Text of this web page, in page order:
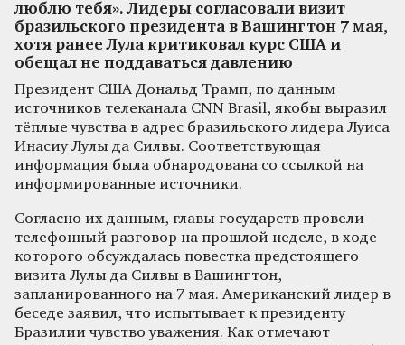
люблю тебя». Лидеры согласовали визит
бразильского президента в Вашингтон 7 мая,
хотя ранее Лула критиковал курс США и
обещал не поддаваться давлению
Президент США Дональд Трамп, по данным
источников телеканала CNN Brasil, якобы выразил
тёплые чувства в адрес бразильского лидера Луиса
Инасиу Лулы да Силвы. Соответствующая
информация была обнародована со ссылкой на
информированные источники.
Согласно их данным, главы государств провели
телефонный разговор на прошлой неделе, в ходе
которого обсуждалась повестка предстоящего
визита Лулы да Силвы в Вашингтон,
запланированного на 7 мая. Американский лидер в
беседе заявил, что испытывает к президенту
Бразилии чувство уважения. Как отмечают